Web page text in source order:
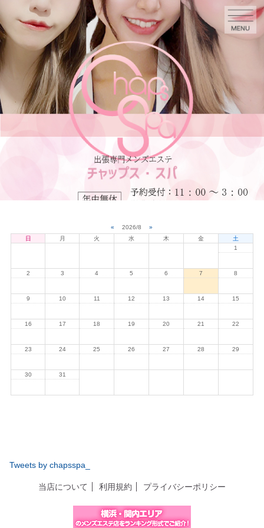
« 2026/8
»
日
月 火 水 木 金
土
1
2 3 4 5 6 7 8
9 10 11 12 13 14 15
16 17 18 19 20 21 22
23 24 25 26 27 28 29
30 31
Tweets by chapsspa_
当店について 利用規約 プライバシーポリシー